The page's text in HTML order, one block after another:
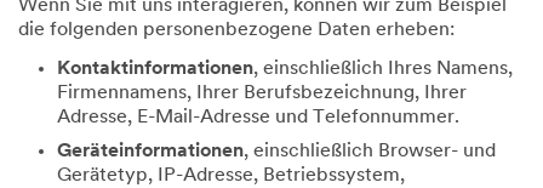
Wenn Sie mit uns interagieren, können wir zum Beispiel
die folgenden personenbezogene Daten erheben:
Kontaktinformationen, einschließlich Ihres Namens,
Firmennamens, Ihrer Berufsbezeichnung, Ihrer
Adresse, E-Mail-Adresse und Telefonnummer.
Geräteinformationen, einschließlich Browser- und
Gerätetyp, IP-Adresse, Betriebssystem,